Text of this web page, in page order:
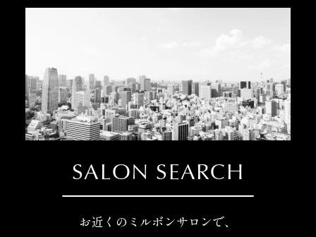
SALON SEARCH
お近くのミルボンサロンで、